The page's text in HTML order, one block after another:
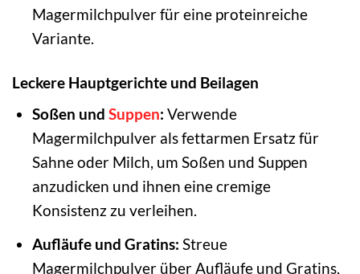
Magermilchpulver für eine proteinreiche
Variante.
Leckere Hauptgerichte und Beilagen
Soßen und Suppen: Verwende
Magermilchpulver als fettarmen Ersatz für
Sahne oder Milch, um Soßen und Suppen
anzudicken und ihnen eine cremige
Konsistenz zu verleihen.
Aufläufe und Gratins: Streue
Magermilchpulver über Aufläufe und Gratins,